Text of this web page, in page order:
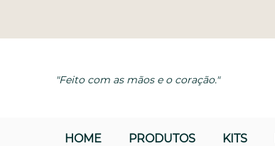
"Feito com as mãos e o coração."
HOME PRODUTOS KITS